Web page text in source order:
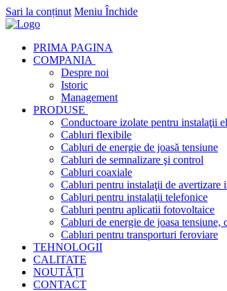
Sari la conținut Meniu Închide
PRIMA PAGINA
COMPANIA
Despre noi
Istoric
Management
PRODUSE
Conductoare izolate pentru instalaţii
Cabluri flexibile
Cabluri de energie de joasă tensiune
Cabluri de semnalizare şi control
Cabluri coaxiale
Cabluri pentru instalaţii de avertizare
Cabluri pentru instalaţii telefonice
Cabluri pentru aplicatii fotovoltaice
Cabluri de energie de joasa
Cabluri pentru transporturi feroviare
TEHNOLOGII
CALITATE
NOUTĂȚI
CONTACT